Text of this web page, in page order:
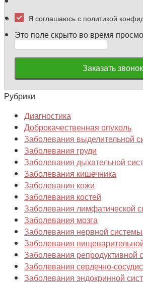
Я соглашаюсь с политикой
Это поле скрыто во время
Рубрики
Диагностика
Доброкачественная опухоль
Заболевания выделительной
Заболевания груди
Заболевания дыхательной
Заболевания кишечника
Заболевания кожи
Заболевания костей
Заболевания лимфатической
Заболевания мозга
Заболевания нервной системы
Заболевания
Заболевания репродуктивной
Заболевания сердечно-
Заболевания эндокринной